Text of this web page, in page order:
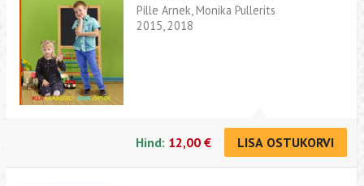
Pille Arnek, Monika Pullerits
2015, 2018
Hind: 12,00 € LISA OSTUKORVI